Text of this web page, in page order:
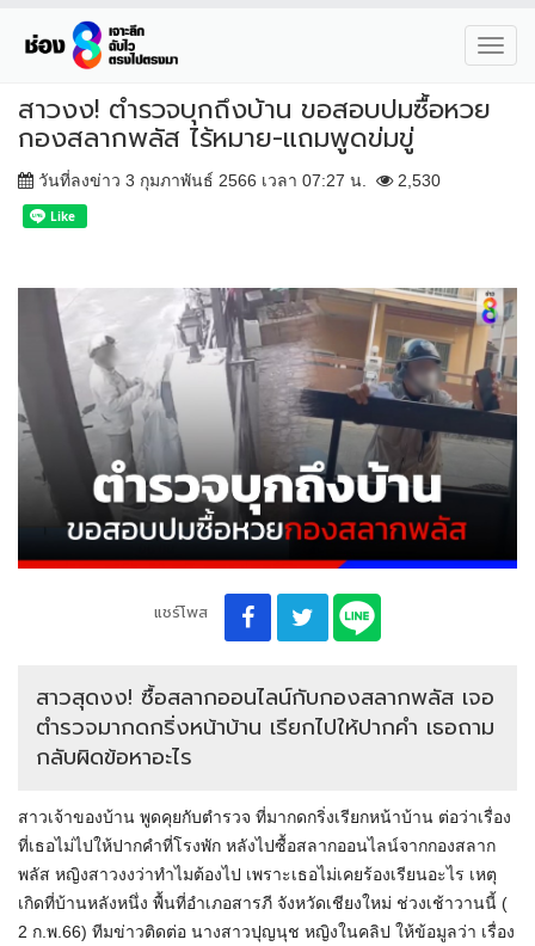
สาวงง! ตำรวจบุกถึงบ้าน ขอสอบปมซื้อหวย
กองสลากพลัส ไร้หมาย-แถมพูดข่มขู่
วันที่ลงข่าว 3 กุมภาพันธ์ 2566 เวลา 07:27 น. 2,530
แชร์โพส
สาวสุดงง! ซื้อสลากออนไลน์กับกองสลากพลัส เจอ
ตำรวจมากดกริ่งหน้าบ้าน เรียกไปให้ปากคำ เธอถาม
กลับผิดข้อหาอะไร
สาวเจ้าของบ้าน พูดคุยกับตำรวจ ที่มากดกริ่งเรียกหน้าบ้าน ต่อว่าเรื่อง
ที่เธอไม่ไปให้ปากคำที่โรงพัก หลังไปซื้อสลากออนไลน์จากกองสลาก
พลัส หญิงสาวงงว่าทำไมต้องไป เพราะเธอไม่เคยร้องเรียนอะไร เหตุ
เกิดที่บ้านหลังหนึ่ง พื้นที่อำเภอสารภี จังหวัดเชียงใหม่ ช่วงเช้าวานนี้ (
2 ก.พ.66) ทีมข่าวติดต่อ นางสาวปุญนุช หญิงในคลิป ให้ข้อมูลว่า เรื่อง